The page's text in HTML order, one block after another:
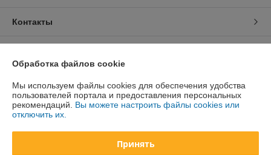
Контакты
Полная версия сайта
Политика обработки cookies
Обработка файлов cookie
Мы используем файлы cookies для обеспечения удобства
пользователей портала и предоставления персональных
рекомендаций. Вы можете настроить файлы cookies или
отключить их.
Принять